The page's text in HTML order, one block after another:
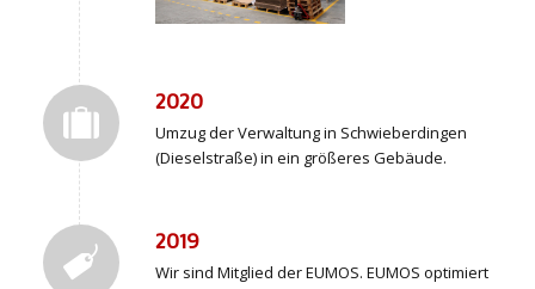
2020
Umzug der Verwaltung in Schwieberdingen
(Dieselstraße) in ein größeres Gebäude.
2019
Wir sind Mitglied der EUMOS. EUMOS optimiert